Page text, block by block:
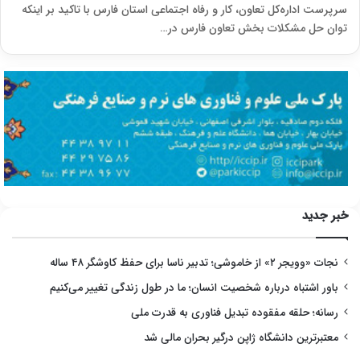
سرپرست اداره‌کل تعاون، کار و رفاه اجتماعی استان فارس با تاکید بر اینکه
توان حل مشکلات بخش تعاون فارس در…
خبر جدید
نجات «وویجر ۲» از خاموشی؛ تدبیر ناسا برای حفظ کاوشگر ۴۸ ساله
باور اشتباه درباره شخصیت انسان؛ ما در طول زندگی تغییر می‌کنیم
رسانه؛ حلقه مفقوده تبدیل فناوری به قدرت ملی
معتبرترین دانشگاه ژاپن درگیر بحران مالی شد